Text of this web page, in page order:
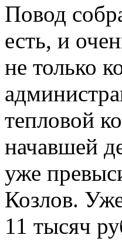
Повод
есть, и
не только
тепловой
начавшей
уже
Козлов.
11 тысяч